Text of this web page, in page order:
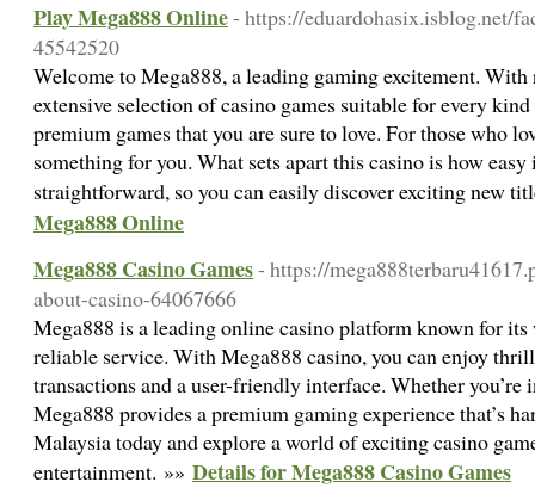
Play Mega888 Online- https://eduardohasix.isblog.net/
45542520
Welcome to Mega888, a leading gaming excitement.
extensive selection of casino games suitable for every
premium games that you are sure to love. For those who
something for you. What sets apart this casino is how
straightforward, so you can easily discover exciting new
Mega888 Online
Mega888 Casino Games- https://
about-casino-64067666
Mega888 is a leading online casino platform known for its
reliable service. With Mega888 casino, you can enjoy
transactions and a user-friendly interface. Whether you’re
Mega888 provides a premium gaming experience that’s
Malaysia today and explore a world of exciting casino
entertainment. »» Details for Mega888 Casino Games